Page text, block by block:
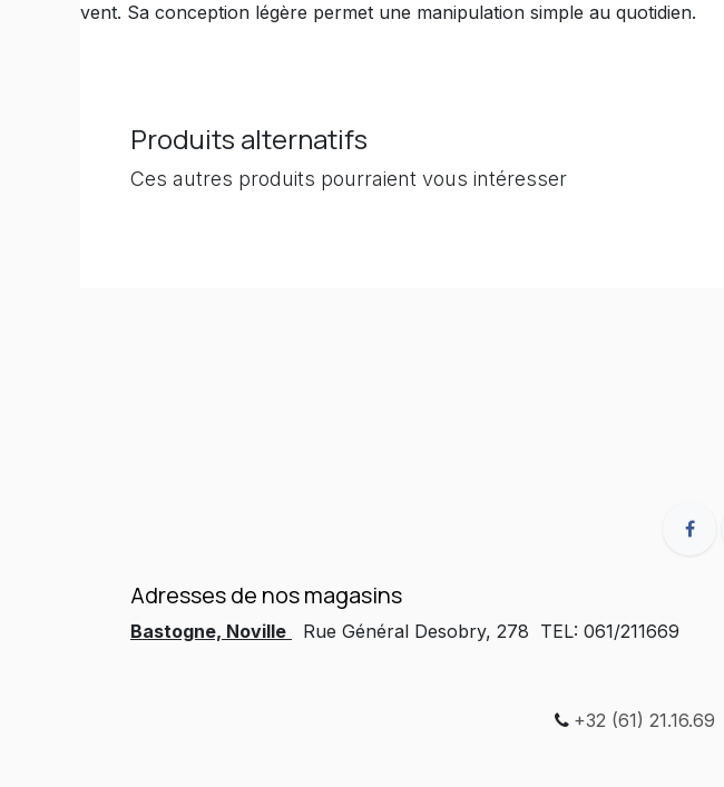
vent. Sa conception légère permet une manipulation simple au quotidien.
Produits alternatifs
Ces autres produits pourraient vous intéresser
Adresses de nos magasins
Bastogne, Noville Rue Général Desobry, 278 TEL: 061/211669
+32 (61) 21.16.69